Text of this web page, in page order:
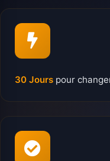
30 Jours pour